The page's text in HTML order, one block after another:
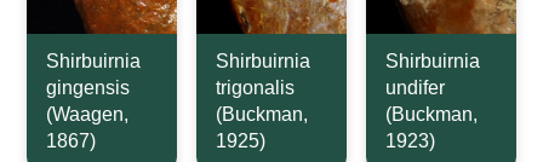
Shirbuirnia
gingensis
(Waagen,
1867)
Shirbuirnia
trigonalis
(Buckman,
1925)
Shirbuirnia
undifer
(Buckman,
1923)